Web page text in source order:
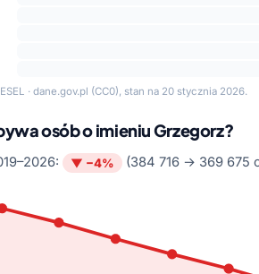
· dane.gov.pl (CC0), stan na 20 stycznia 2026.
osób o imieniu Grzegorz?
▼ −4% (384 716 → 369 675